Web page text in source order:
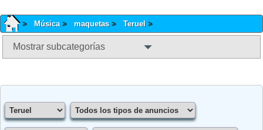
Música maquetas Teruel
Mostrar subcategorías